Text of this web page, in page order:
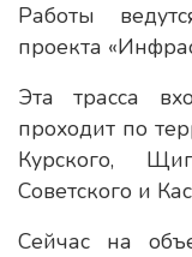
Работы
проекта
Эта трасса
проходит по
Курского,
Советского и
Сейчас на